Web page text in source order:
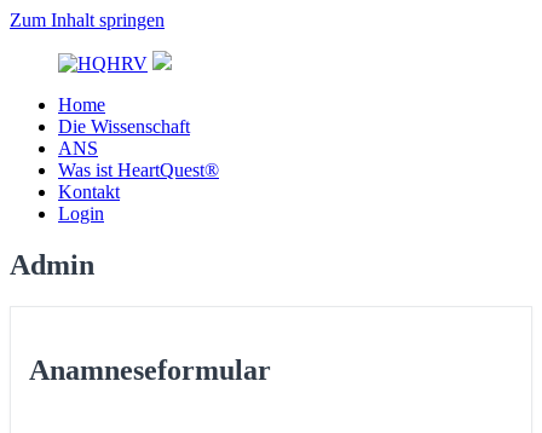
Zum Inhalt springen
HQHRV
Home
Die Wissenschaft
ANS
Was ist HeartQuest®
Kontakt
Login
Admin
Anamneseformular